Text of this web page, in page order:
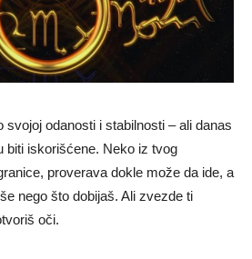
svojoj odanosti i stabilnosti – ali danas
biti iskorišćene. Neko iz tvog
proverava dokle može da ide, a
nego što dobijaš. Ali zvezde ti
oči.